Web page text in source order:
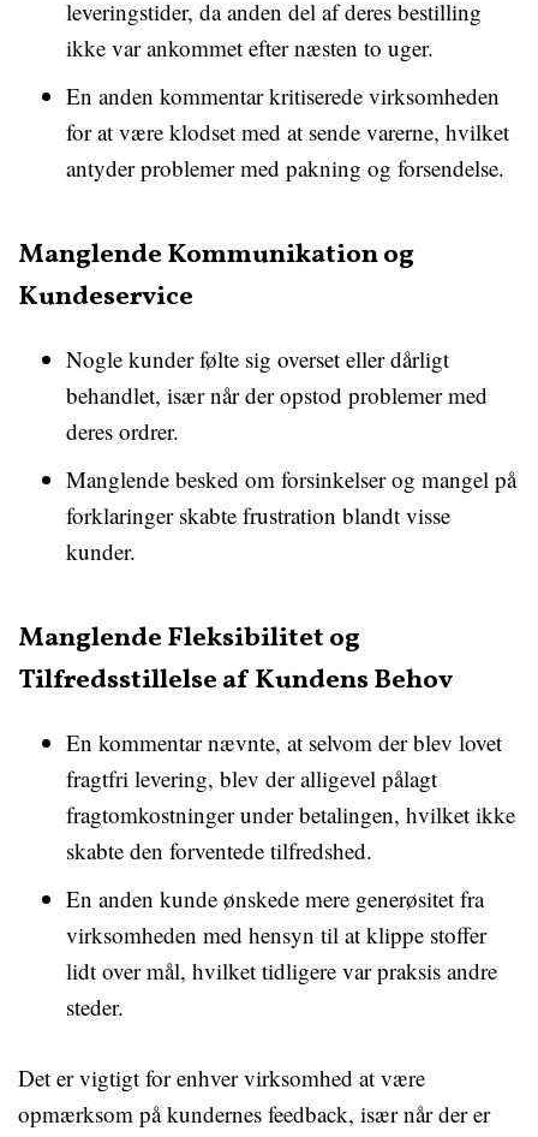
leveringstider, da anden del af deres bestilling
ikke var ankommet efter næsten to uger.
En anden kommentar kritiserede virksomheden
for at være klodset med at sende varerne, hvilket
antyder problemer med pakning og forsendelse.
Manglende Kommunikation og
Kundeservice
Nogle kunder følte sig overset eller dårligt
behandlet, især når der opstod problemer med
deres ordrer.
Manglende besked om forsinkelser og mangel på
forklaringer skabte frustration blandt visse
kunder.
Manglende Fleksibilitet og
Tilfredsstillelse af Kundens Behov
En kommentar nævnte, at selvom der blev lovet
fragtfri levering, blev der alligevel pålagt
fragtomkostninger under betalingen, hvilket ikke
skabte den forventede tilfredshed.
En anden kunde ønskede mere generøsitet fra
virksomheden med hensyn til at klippe stoffer
lidt over mål, hvilket tidligere var praksis andre
steder.
Det er vigtigt for enhver virksomhed at være
opmærksom på kundernes feedback, især når der er